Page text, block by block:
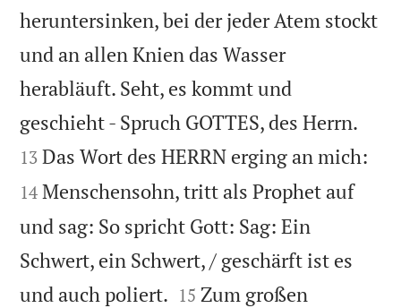
heruntersinken, bei der jeder Atem stockt
und an allen Knien das Wasser
herabläuft. Seht, es kommt und
geschieht - Spruch GOTTES, des Herrn.
13 Das Wort des HERRN erging an mich:
14 Menschensohn, tritt als Prophet auf
und sag: So spricht Gott: Sag: Ein
Schwert, ein Schwert, / geschärft ist es
und auch poliert. 

15 Zum großen